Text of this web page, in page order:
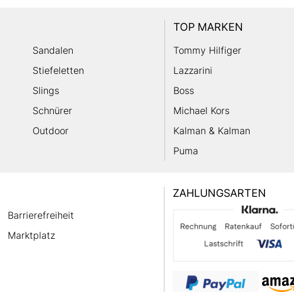
Sandalen
Stiefeletten
Slings
Schnürer
Outdoor
TOP MARKEN
Tommy Hilfiger
Lazzarini
Boss
Michael Kors
Kalman & Kalman
Puma
Barrierefreiheit
Marktplatz
ZAHLUNGSARTEN